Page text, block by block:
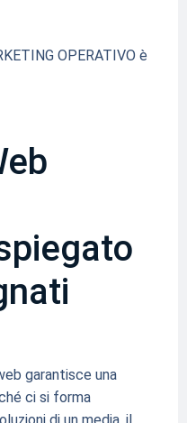
OPERATIVO è
garantisce una
ci si forma